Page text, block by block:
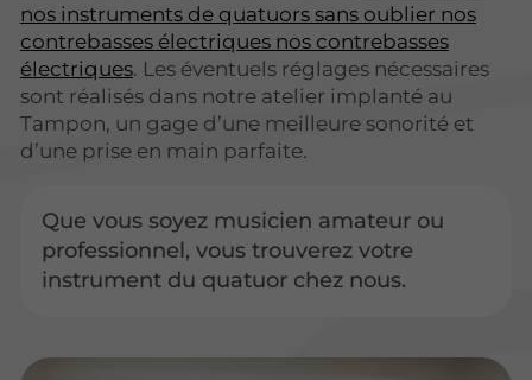
nos instruments de quatuors sans oublier nos
contrebasses électriques nos contrebasses
électriques. Les éventuels réglages nécessaires
sont réalisés dans notre atelier implanté au
Tampon, un gage d’une meilleure sonorité et
d’une prise en main parfaite.
Que vous soyez musicien amateur ou
professionnel, vous trouverez votre
instrument du quatuor chez nous.